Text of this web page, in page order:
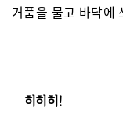
거품을 물고 바닥에
히히히!